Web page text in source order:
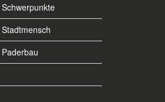
Schwerpunkte
Stadtmensch
Paderbau